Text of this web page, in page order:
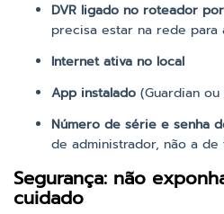
DVR ligado no roteador
precisa estar na rede para
Internet ativa no local
App instalado (Guardian ou
Número de série e senha
de administrador, não a de
Segurança: não
cuidado